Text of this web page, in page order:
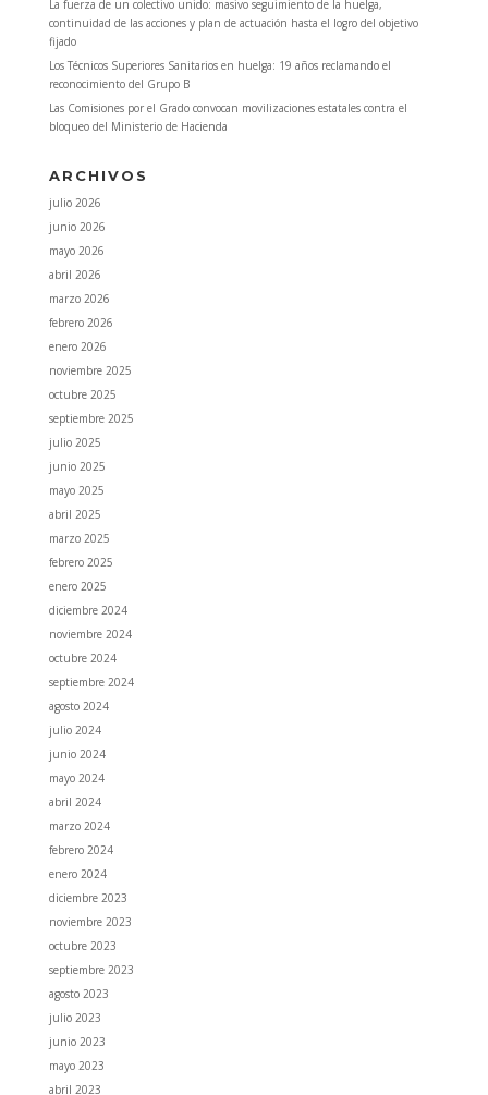
La fuerza de un colectivo unido: masivo seguimiento de la huelga,
continuidad de las acciones y plan de actuación hasta el logro del objetivo
fijado
Los Técnicos Superiores Sanitarios en huelga: 19 años reclamando el
reconocimiento del Grupo B
Las Comisiones por el Grado convocan movilizaciones estatales contra el
bloqueo del Ministerio de Hacienda
ARCHIVOS
julio 2026
junio 2026
mayo 2026
abril 2026
marzo 2026
febrero 2026
enero 2026
noviembre 2025
octubre 2025
septiembre 2025
julio 2025
junio 2025
mayo 2025
abril 2025
marzo 2025
febrero 2025
enero 2025
diciembre 2024
noviembre 2024
octubre 2024
septiembre 2024
agosto 2024
julio 2024
junio 2024
mayo 2024
abril 2024
marzo 2024
febrero 2024
enero 2024
diciembre 2023
noviembre 2023
octubre 2023
septiembre 2023
agosto 2023
julio 2023
junio 2023
mayo 2023
abril 2023